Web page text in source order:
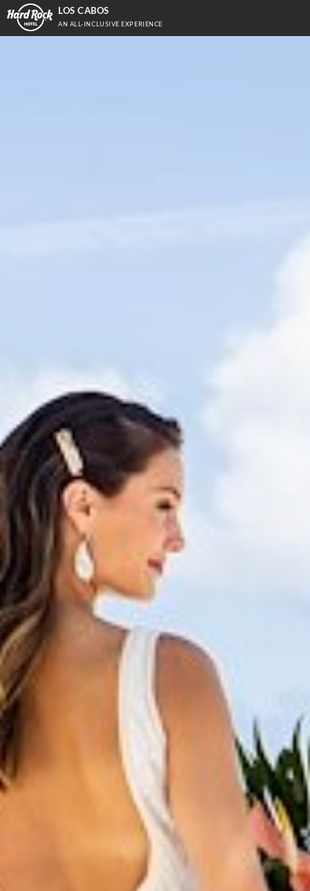
LOS CABOS
AN ALL-INCLUSIVE EXPERIENCE